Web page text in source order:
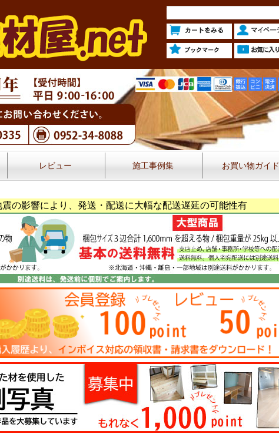
レビュー 施工事例集 お買い物ガイド
の影響により、発送・配送に大幅な配送遅延の可能性有